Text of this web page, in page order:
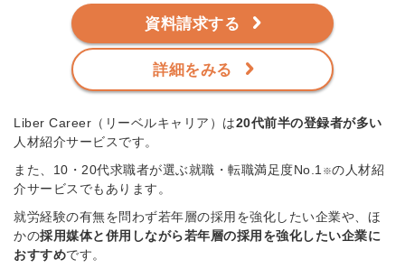
資料請求する
詳細をみる
Liber Career（リーベルキャリア）は20代前半の登録者が多い
人材紹介サービスです。
また、10・20代求職者が選ぶ就職・転職満足度No.1 ※の人材紹
介サービスでもあります。
就労経験の有無を問わず若年層の採用を強化したい企業や、ほ
かの採用媒体と併用しながら若年層の採用を強化したい企業に
おすすめです。